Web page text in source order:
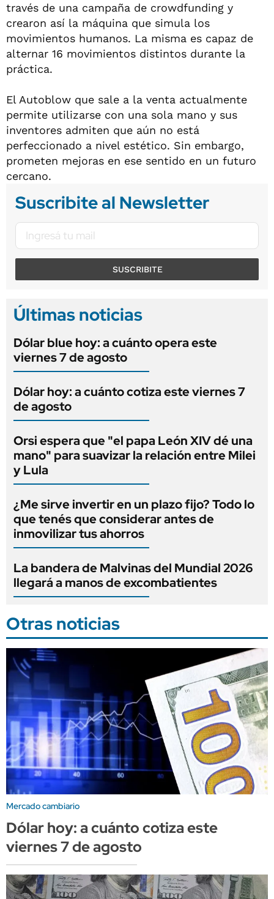
través de una campaña de crowdfunding y
crearon así la máquina que simula los
movimientos humanos. La misma es capaz de
alternar 16 movimientos distintos durante la
práctica.
El Autoblow que sale a la venta actualmente
permite utilizarse con una sola mano y sus
inventores admiten que aún no está
perfeccionado a nivel estético. Sin embargo,
prometen mejoras en ese sentido en un futuro
cercano.
Suscribite al Newsletter
SUSCRIBITE
Últimas noticias
Dólar blue hoy: a cuánto opera este
viernes 7 de agosto
Dólar hoy: a cuánto cotiza este viernes 7
de agosto
Orsi espera que "el papa León XIV dé una
mano" para suavizar la relación entre Milei
y Lula
¿Me sirve invertir en un plazo fijo? Todo lo
que tenés que considerar antes de
inmovilizar tus ahorros
La bandera de Malvinas del Mundial 2026
llegará a manos de excombatientes
Otras noticias
Mercado cambiario
Dólar hoy: a cuánto cotiza este
viernes 7 de agosto